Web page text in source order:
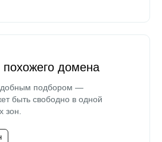
похожего домена
подбором —
быть свободно в одной
зон.